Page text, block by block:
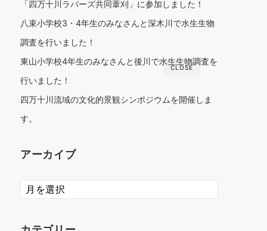
CLOSE
「四万十川ラバーズ共同葦刈」に参加しました！
八束小学校3・4年生のみなさんと深木川で水生生物
調査を行いました！
東山小学校4年生のみなさんと後川で水生生物調査を
行いました！
四万十川流域の文化的景観シンポジウムを開催しま
す。
アーカイブ
ア
ー